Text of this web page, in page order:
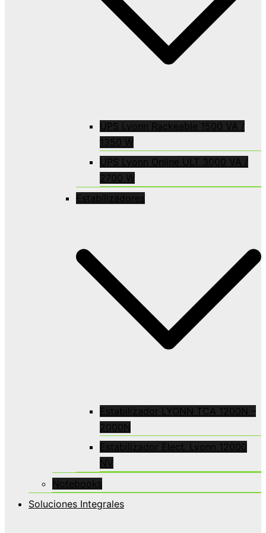
UPS Lyonn Rackeable 1500 VA /
1350 W
UPS Lyonn Online ULT 3000 VA /
2700 W
Estabilizadores
Estabilizador LYONN TCA 1200N –
2000N
Estabilizador Elect. Lyonn 12000
NV
Notebooks
Soluciones Integrales